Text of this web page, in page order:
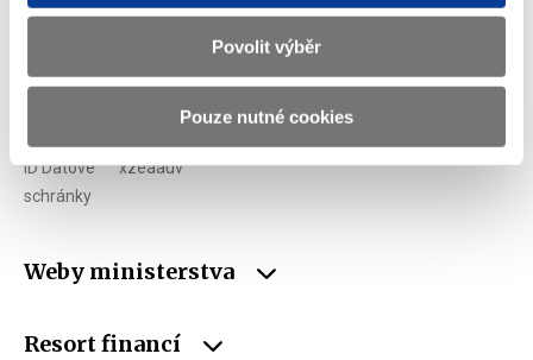
Povolit výběr
Pouze nutné cookies
IČO 00006947
CZ00006947
ID Datové
schránky
xzeaauv
Weby ministerstva
Resort financí